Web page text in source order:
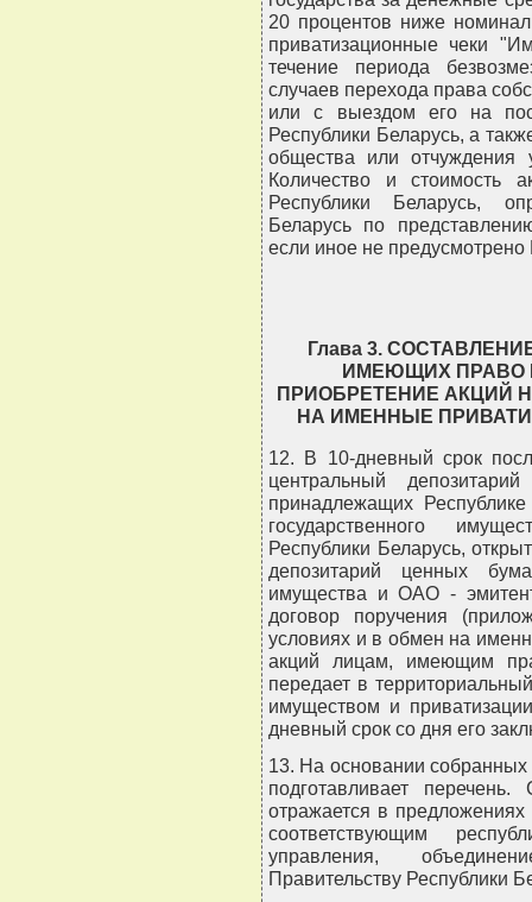
20 процентов ниже
приватизационные чеки
течение периода
случаев перехода права
или с выездом его на
Республики Беларусь, а
общества или отчуждения
Количество и стоимость
Республики Беларусь,
Беларусь по
если иное не предусмотрено
Глава 3.
ИМЕЮЩИХ ПРАВО
ПРИОБРЕТЕНИЕ АКЦИЙ
НА ИМЕННЫЕ
12. В 10-дневный срок
центральный
принадлежащих
государственного
Республики Беларусь,
депозитарий ценных
имущества и ОАО -
договор поручения
условиях и в обмен на
акций лицам, имеющим
передает в
имуществом и
дневный срок со дня его
13. На основании
подготавливает
отражается в
соответствующим
управления,
Правительству Республики